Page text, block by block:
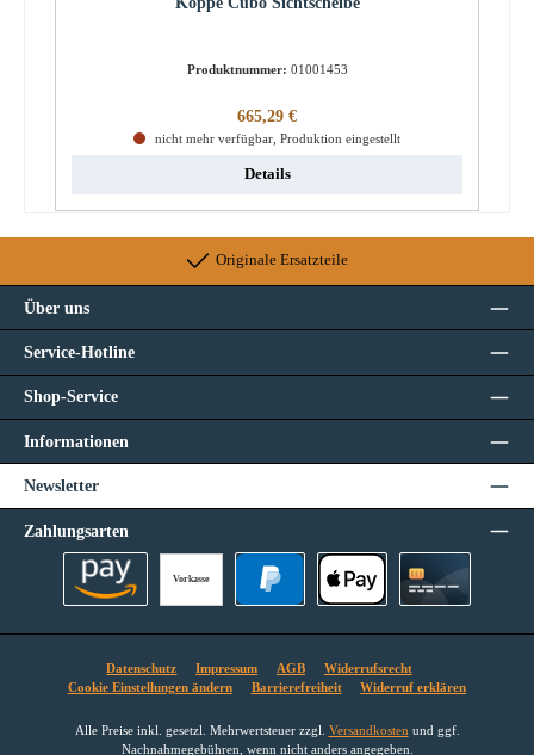
Produktnummer: 01001453
Regulärer Preis:
665,29 €
nicht mehr verfügbar, Produktion eingestellt
Details
Originale Ersatzteile
Über uns
Service-Hotline
Shop-Service
Informationen
Newsletter
Zahlungsarten
Vorkasse
Datenschutz Impressum AGB
Widerrufsrecht
Cookie Einstellungen ändern
Barrierefreiheit Widerruf erklären
Alle Preise inkl. gesetzl. Mehrwertsteuer zzgl. Versandkosten und ggf.
Nachnahmegebühren, wenn nicht anders angegeben.